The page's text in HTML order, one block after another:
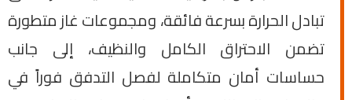
تبادل الحرارة بسرعة فائقة، ومجموعات غاز متطورة
تضمن الاحتراق الكامل والنظيف، إلى جانب
حساسات أمان متكاملة لفصل التدفق فوراً في